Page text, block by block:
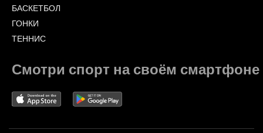
БАСКЕТБОЛ
ГОНКИ
ТЕННИС
Смотри спорт на своём смартфоне